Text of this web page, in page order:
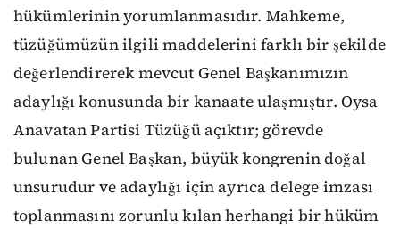
hükümlerinin yorumlanmasıdır. Mahkeme,
tüzüğümüzün ilgili maddelerini farklı bir şekilde
değerlendirerek mevcut Genel Başkanımızın
adaylığı konusunda bir kanaate ulaşmıştır. Oysa
Anavatan Partisi Tüzüğü açıktır; görevde
bulunan Genel Başkan, büyük kongrenin doğal
unsurudur ve adaylığı için ayrıca delege imzası
toplanmasını zorunlu kılan herhangi bir hüküm